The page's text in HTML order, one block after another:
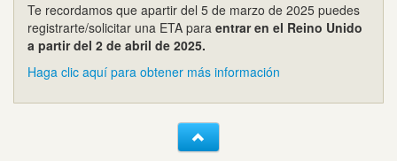
Te recordamos que apartir del 5 de marzo de 2025 puedes
registrarte/solicitar una ETA para entrar en el Reino Unido
a partir del 2 de abril de 2025.
Haga clic aquí para obtener más información